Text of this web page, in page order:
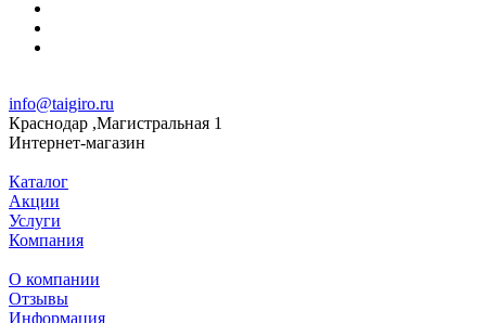
info@taigiro.ru
Краснодар ,Магистральная 1
Интернет-магазин
Каталог
Акции
Услуги
Компания
О компании
Отзывы
Информация